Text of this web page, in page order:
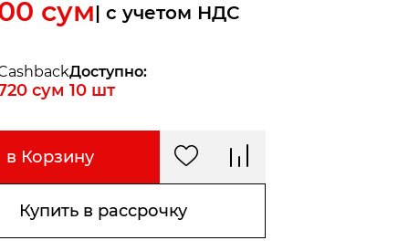
сум| c учетом НДС
сум
Доступно:
10 шт
в Корзину
Купить в рассрочку